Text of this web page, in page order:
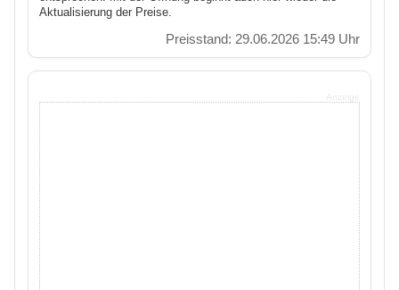
Aktualisierung der Preise.
Preisstand: 29.06.2026 15:49 Uhr